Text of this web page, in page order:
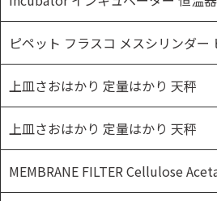
ピペット フラスコ メスシリンダー
上皿さおはかり 定量はかり 天秤
上皿さおはかり 定量はかり 天秤
MEMBRANE FILTER Cellulose